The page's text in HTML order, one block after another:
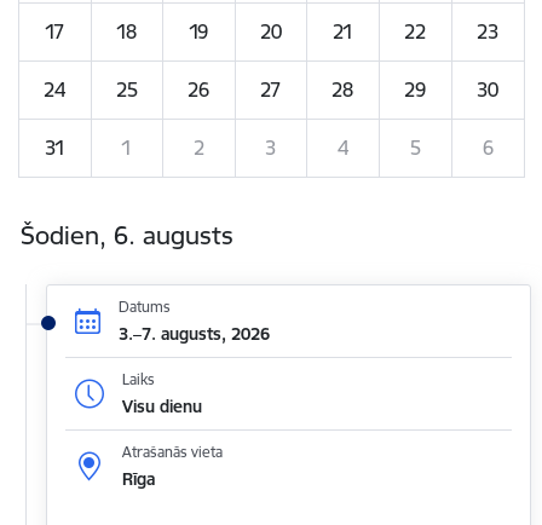
17 18 19 20 21 22 23
24 25 26 27 28 29 30
31 1 2 3 4 5 6
Šodien, 6. augusts
Datums
3.–7. augusts, 2026
Laiks
Visu dienu
Atrašanās vieta
Rīga